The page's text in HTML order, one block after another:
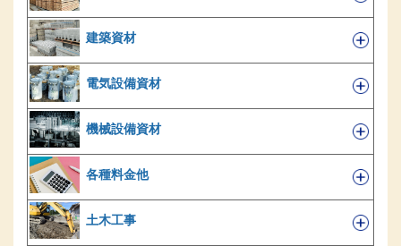
建築資材
電気設備資材
機械設備資材
各種料金他
土木工事